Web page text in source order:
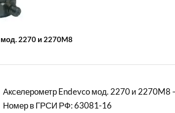
2270 и 2270M8
Акселерометр Endevco мод. 2270 и 2270M8
Номер в ГРСИ РФ: 63081-16